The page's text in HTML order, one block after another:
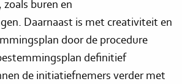
buren en
Daarnaast is met creativiteit en
door de procedure
definitief
de initiatiefnemers verder met